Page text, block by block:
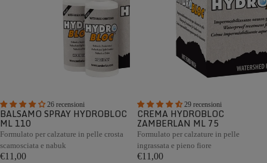
26 recensioni
BALSAMO SPRAY HYDROBLOC
ML 110
Formulato per calzature in pelle crosta
scamosciata e nabuk
€11,00
29 recensioni
CREMA HYDROBLOC
ZAMBERLAN ML 75
Formulato per calzature in pelle
ingrassata e pieno fiore
€11,00